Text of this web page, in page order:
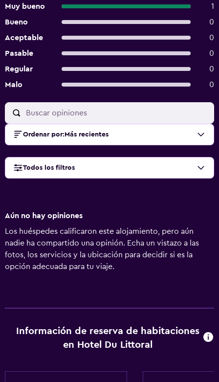
Muy bueno
1
Bueno
0
Aceptable
0
Pasable
0
Regular
0
Malo
0
Ordenar por: Más recientes
Todos los filtros
Aún no hay opiniones
Los huéspedes calificaron este alojamiento, pero aún
nadie ha compartido una opinión. Echa un vistazo a las
fotos, los servicios y la ubicación para decidir si es la
opción adecuada para tu viaje.
Información de reserva de habitaciones
en Hotel Du Littoral